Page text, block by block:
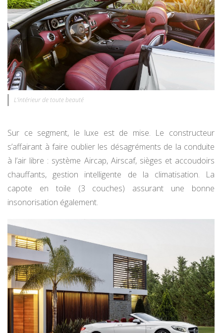
L’intérieur de toute beauté
Sur ce segment, le luxe est de mise. Le constructeur
s’affairant à faire oublier les désagréments de la conduite
à l’air libre : système Aircap, Airscaf, sièges et accoudoirs
chauffants, gestion intelligente de la climatisation. La
capote en toile (3 couches) assurant une bonne
insonorisation également.